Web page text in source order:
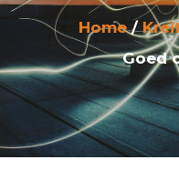
Home
Goed